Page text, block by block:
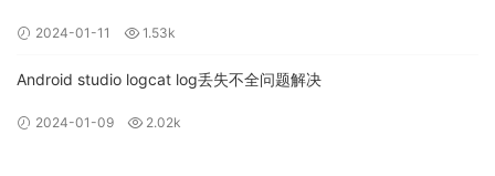
2024-01-11 1.53k
Android studio logcat log丢失不全问题解决
2024-01-09 2.02k